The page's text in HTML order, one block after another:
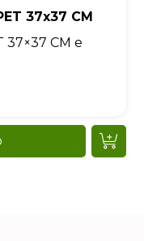
37x37 CM
37×37 CM e